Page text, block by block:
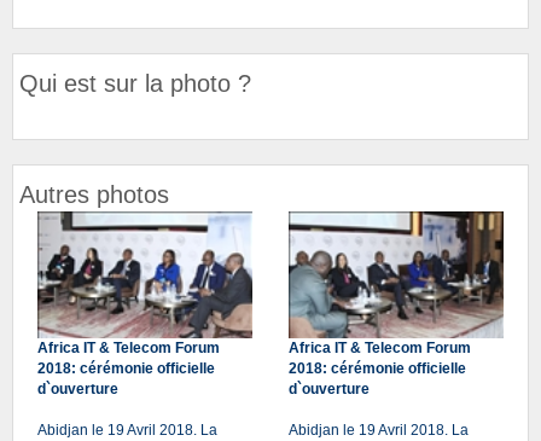
Qui est sur la photo ?
Autres photos
Africa IT & Telecom Forum
2018: cérémonie officielle
d`ouverture
Abidjan le 19 Avril 2018. La
Africa IT & Telecom Forum
2018: cérémonie officielle
d`ouverture
Abidjan le 19 Avril 2018. La